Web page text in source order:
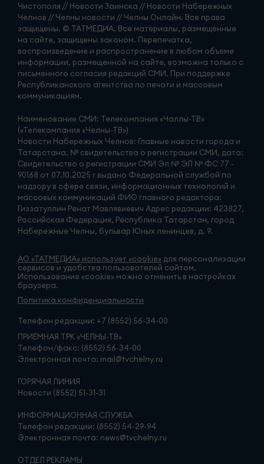
Чистополя // Новости Заинска // Новости Набережных
Челнов // Челны новости // Челны Онлайн. Все права
защищены. © ТАТМЕДИА. Все материалы, размещенные
на сайте, защищены законом. Перепечатка,
воспроизведение и распространение в любом объеме
информации, размещенной на сайте, возможна только с
письменного согласия редакций СМИ. При поддержке
Республиканского агентства по печати и массовым
коммуникациям.
Наименование СМИ: Телекомпания «Чаллы-ТВ»
(«Телекомпания «Челны-ТВ»)
Новости Набережных Челнов: Главные новости города и
Татарстана. № свидетельства о регистрации СМИ, дата:
Свидетельство о регистрации СМИ Эл № ЭЛ № ФС 77 -
90168 от 07.10.2025 г выдано Федеральной службой по
надзору в сфере связи, информационных технологий и
массовых коммуникаций ФИО главного редактора:
Гиззатуллин Ренат Мавлявиевич Адрес редакции: 423827,
Российская Федерация, Республика Татарстан, город
Набережные Челны, бульвар Юных ленинцев, д. 9.
АО «ТАТМЕДИА» использует «cookie» для персонализации
сервисов и удобства пользователей сайтом.
Использование «cookie» можно отменить в настройках
браузера.
Политика конфиденциальности
Телефон редакции: +7 (8552) 56-34-00
ПРИЁМНАЯ ТРК «ЧЕЛНЫ-ТВ»
Телефон/факс: (8552) 56-34-00
Электронная почта: mail@tvchelny.ru
ГОРЯЧАЯ ЛИНИЯ
Новости (8552) 51-31-31
ИНФОРМАЦИОННАЯ СЛУЖБА
Телефон редакции: (8552) 54-29-94
Электронная почта: news@tvchelny.ru
ОТДЕЛ РЕКЛАМЫ